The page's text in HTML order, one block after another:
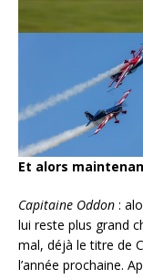
Et alors
Capitaine Oddon :
lui reste plus grand
mal, déjà le titre de
l’année prochaine.